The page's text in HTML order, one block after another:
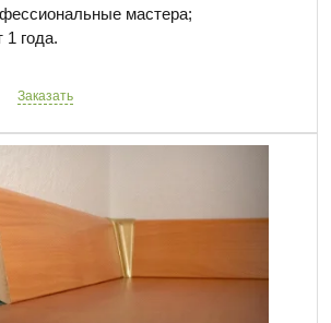
мастера;
1 года.
Заказать